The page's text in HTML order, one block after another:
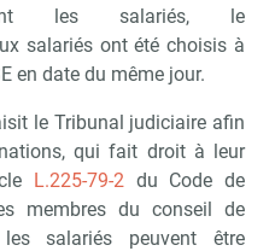
les salariés, le
salariés ont été choisis à
en date du même jour.
le Tribunal judiciaire afin
qui fait droit à leur
L.225-79-2du Code de
membres du conseil de
les salariés peuvent être